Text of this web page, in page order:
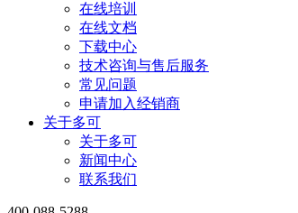
在线培训
在线文档
下载中心
技术咨询与售后服务
常见问题
申请加入经销商
关于多可
关于多可
新闻中心
联系我们